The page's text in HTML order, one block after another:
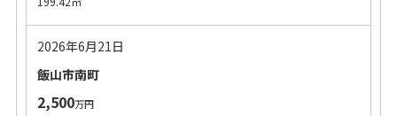
2026年6月21日
飯山市南町
2,500万円